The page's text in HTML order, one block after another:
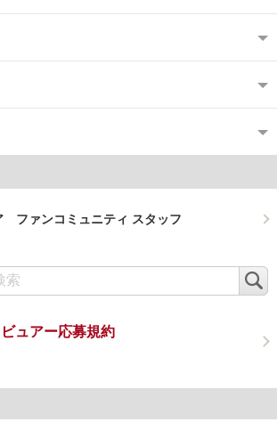
ファンコミュニティ スタッフ
索
ュアー応募規約